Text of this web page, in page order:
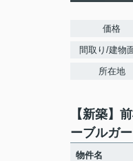
価格
間取り/建物
所在地
【新築】
ーブルガ
物件名